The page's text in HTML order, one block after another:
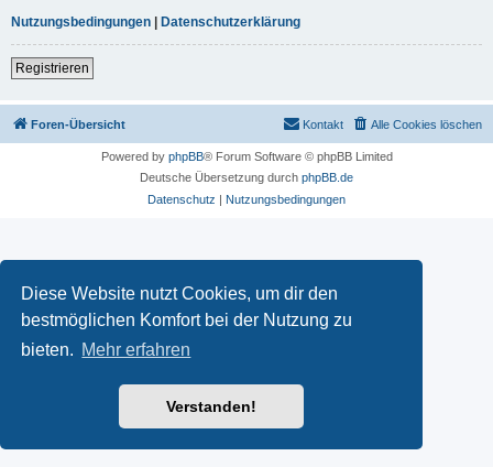
Diese Website nutzt Cookies, um dir den
bestmöglichen Komfort bei der Nutzung zu
bieten. Mehr erfahren
Verstanden!
Nutzungsbedingungen | Datenschutzerklärung
Registrieren
Foren-Übersicht Alle Cookies löschen
Kontakt
Powered by phpBB® Forum Software © phpBB Limited
Deutsche Übersetzung durch phpBB.de
Datenschutz | Nutzungsbedingungen